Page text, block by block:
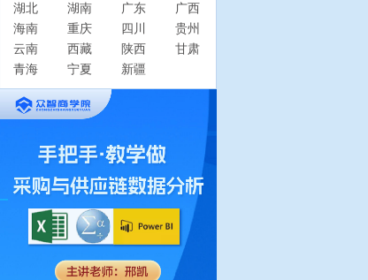
湖北
湖南 广东
广西
海南
重庆 四川
贵州
云南
西藏 陕西
甘肃
青海
宁夏 新疆